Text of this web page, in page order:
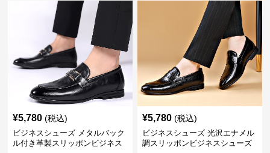
¥5,780 (税込)
ビジネスシューズ メタルバック
ル付き革製スリッポンビジネス
¥5,780 (税込)
ビジネスシューズ 光沢エナメル
調スリッポンビジネスシューズ